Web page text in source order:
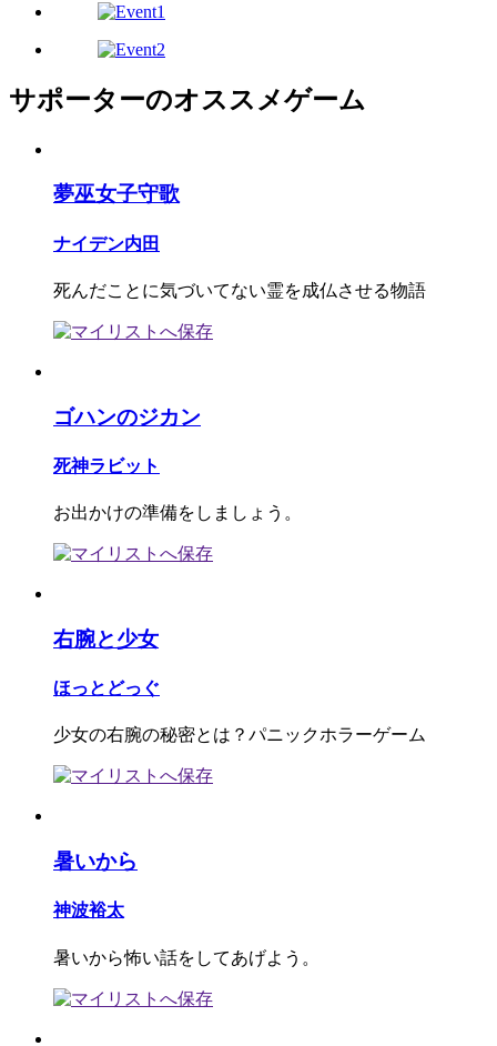
サポーターのオススメゲーム
夢巫女子守歌
ナイデン内田
死んだことに気づいてない霊を成仏させる物語
ゴハンのジカン
死神ラビット
お出かけの準備をしましょう。
右腕と少女
ほっとどっぐ
少女の右腕の秘密とは？パニックホラーゲーム
暑いから
神波裕太
暑いから怖い話をしてあげよう。